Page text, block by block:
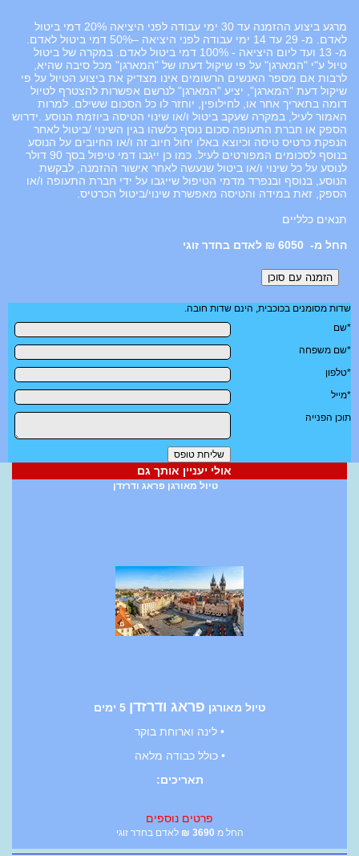
מרגע ביצוע ההזמנה עד 30 ימי עבודה לפני היציאה 20% דמי ביטול
לאדם. מ- 29 עד 14 ימי עבודה לפני היציאה –50% דמי ביטול לאדם.
מ- 13 ועד ליום היציאה - 100% דמי ביטול לאדם. במקרה של ביטול
טיול ע"י "המארגן" על פי שיקול דעתו של "המארגן" מכל סיבה שהיא,
לרבות אם מספר האנשים הרשומים אינו מצדיק את ביצוע הטיול על פי
שיקול דעת "המארגן", יציע "המארגן" לנרשם אפשרות להצטרף לטיול
דומה בתאריך אחר או, לחילופין, יוחזר לו כל הסכום ששילם. למרות
האמור לעיל, במקרה שעקב ביטול ו/או שינוי הטיסה ביוזמת הנוסע .ידרוש
הספק או חברת התעופה סכום נוסף כלשהו בגין השינוי /ביטול לאחר
הנפקת כרטיס טיסה וכיוצא באלו יחול חיוב זה ו/או החיובים על הנוסע
בנוסף לסכומים המפורטים לעיל. כמו כן ייגבו דמי טיפול בסך 90 דולר
לנוסע על כל שינוי ו/או ביטול שנעשה לאחר אישור ההזמנה, לבקשת
הנוסע, בנוסף ובנפרד מדמי הטיפול שייגבו על ידי חברת התעופה ו/או
הספק, זאת במידה והטיסה מאפשרת שינוי/ביטול הכרטיס.
תנאים כלליים
6050 ₪ לאדם בחדר זוגי
שדות מסומנים בכוכבית, הינם שדות חובה.
*שם
*שם משפחה
*טלפון
*מייל
תוכן הפנייה
אולי יעניין אותך גם
טיול מאורגן פראג ודרזדן
טיול מאורגן פראג ודרזדן 5 ימים
• לינה וארוחת בוקר
• כולל כבודה מלאה
תאריכים:
פרטים נוספים
החל מ 3690
₪ לאדם בחדר זוגי